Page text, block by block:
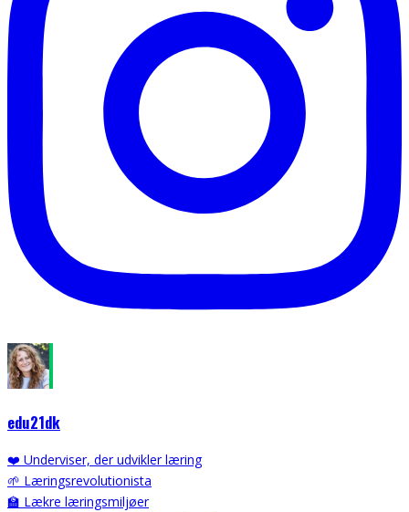
edu21dk
❤️ Underviser, der udvikler læring
🌱 Læringsrevolutionista
🏫 Lækre læringsmiljøer